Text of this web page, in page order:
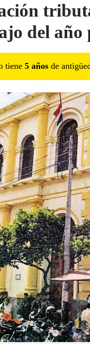
del año
tiene 5 años de